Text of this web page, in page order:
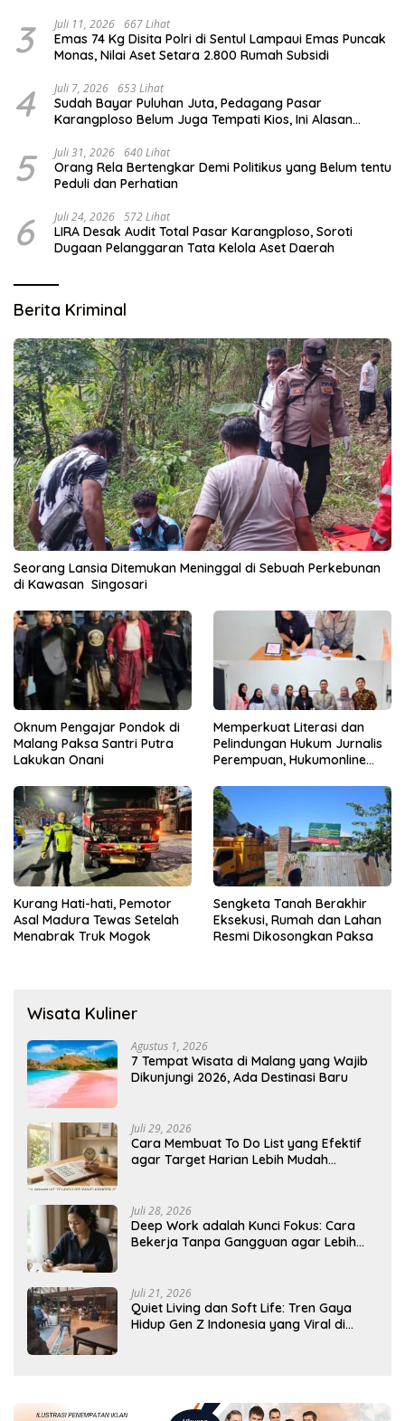
3 Juli 11, 2026 667 Lihat
Emas 74 Kg Disita Polri di Sentul Lampaui Emas Puncak
Monas, Nilai Aset Setara 2.800 Rumah Subsidi
4 Juli 7, 2026 653 Lihat
Sudah Bayar Puluhan Juta, Pedagang Pasar
Karangploso Belum Juga Tempati Kios, Ini Alasan
5 Juli 31, 2026 640 Lihat
Orang Rela Bertengkar Demi Politikus yang Belum tentu
Peduli dan Perhatian
6 Juli 24, 2026 572 Lihat
LIRA Desak Audit Total Pasar Karangploso, Soroti
Dugaan Pelanggaran Tata Kelola Aset Daerah
Berita Kriminal
Seorang Lansia Ditemukan Meninggal di Sebuah Perkebunan
di Kawasan Singosari
Oknum Pengajar Pondok di
Malang Paksa Santri Putra
Lakukan Onani
Memperkuat Literasi dan
Pelindungan Hukum Jurnalis
Perempuan, Hukumonline
Gratis
Kurang Hati-hati, Pemotor
Asal Madura Tewas Setelah
Menabrak Truk Mogok
Sengketa Tanah Berakhir
Eksekusi, Rumah dan Lahan
Resmi Dikosongkan Paksa
Wisata Kuliner
Agustus 1, 2026
7 Tempat Wisata di Malang yang Wajib
Dikunjungi 2026, Ada Destinasi Baru
Juli 29, 2026
Cara Membuat To Do List yang Efektif
agar Target Harian Lebih Mudah
Juli 28, 2026
Deep Work adalah Kunci Fokus: Cara
Bekerja Tanpa Gangguan agar Lebih
Juli 21, 2026
Quiet Living dan Soft Life: Tren Gaya
Hidup Gen Z Indonesia yang Viral di